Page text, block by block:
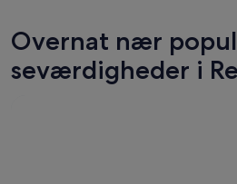
-
aug.
aften,
aug.
denne
14.
Redding
for
næste
Overnat nær
seværdigheder i